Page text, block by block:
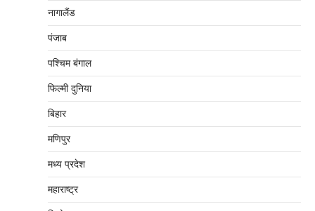
नागालैंड
पंजाब
पश्चिम बंगाल
फिल्मी दुनिया
बिहार
मणिपुर
मध्‍य प्रदेश
महाराष्‍ट्र